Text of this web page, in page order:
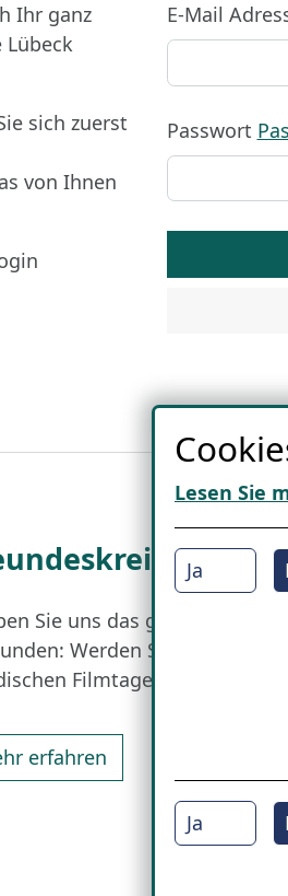
Ihr ganz
sich zuerst
von Ihnen
E-Mail
Passwort
Sie uns das ganze Jahr über
Werden Sie Freund der
Filmtage Lübeck.
erfahren
Lesen Sie
Ja
Ja